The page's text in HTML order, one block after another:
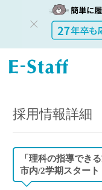
教員採用情
報のイー・
理科講師（免許不問） 中
採用情報詳細
「理科の指導でき
市内/2学期スタート